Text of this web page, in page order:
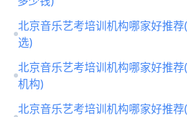
北京音乐艺考培训机构哪家好推
选)
北京音乐艺考培训机构哪家好推
机构)
北京音乐艺考培训机构哪家好推